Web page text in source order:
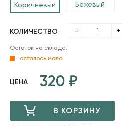
Коричневый Бежевый
КОЛИЧЕСТВО - +
Остаток на складе:
осталось мало
ЦЕНА 320
В КОРЗИНУ